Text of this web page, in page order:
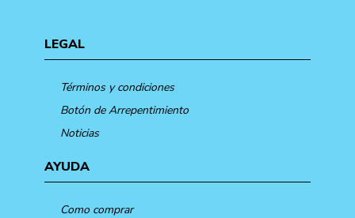
LEGAL
Términos y condiciones
Botón de Arrepentimiento
Noticias
AYUDA
Como comprar